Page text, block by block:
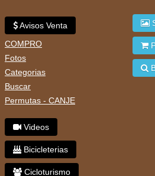
Avisos Venta
COMPRO
Fotos
Categorias
Buscar
Permutas - CANJE
Videos
Bicicleterias
Cicloturismo